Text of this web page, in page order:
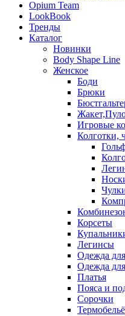
Opium Team
LookBook
Тренды
Каталог
Новинки
Body Shape Line
Женское
Боди
Брюки
Игровые
Колготки,
Корсеты
Легинсы
Одежда
Одежда
Платья
Пояса и
Сорочки
Термобельё